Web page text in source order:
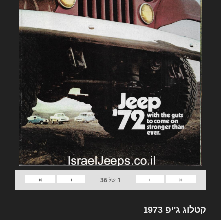
«
‹
1 של36
›
»
קטלוג ג'יפ 1973